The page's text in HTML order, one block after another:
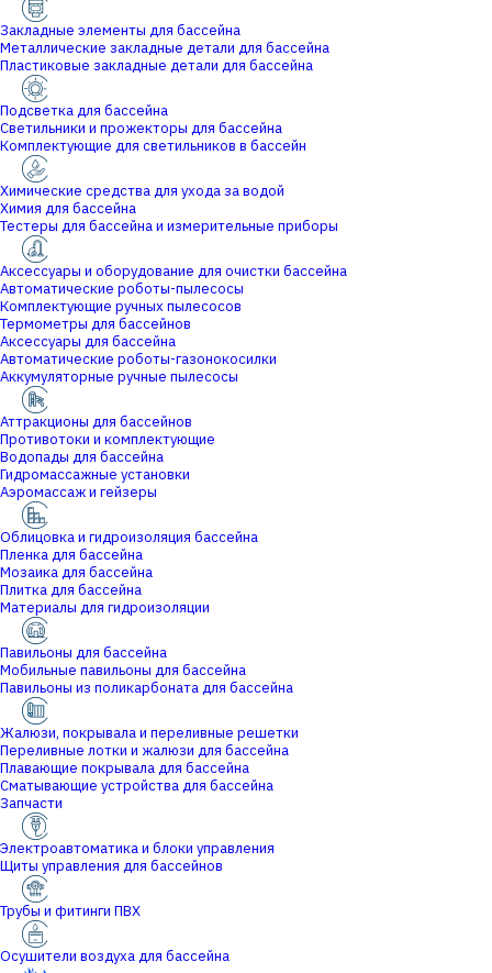
Закладные элементы для бассейна
Металлические закладные детали для бассейна
Пластиковые закладные детали для бассейна
Подсветка для бассейна
Светильники и прожекторы для бассейна
Комплектующие для светильников в бассейн
Химические средства для ухода за водой
Химия для бассейна
Тестеры для бассейна и измерительные приборы
Аксессуары и оборудование для очистки бассейна
Автоматические роботы-пылесосы
Комплектующие ручных пылесосов
Термометры для бассейнов
Аксессуары для бассейна
Автоматические роботы-газонокосилки
Аккумуляторные ручные пылесосы
Аттракционы для бассейнов
Противотоки и комплектующие
Водопады для бассейна
Гидромассажные установки
Аэромассаж и гейзеры
Облицовка и гидроизоляция бассейна
Пленка для бассейна
Мозаика для бассейна
Плитка для бассейна
Материалы для гидроизоляции
Павильоны для бассейна
Мобильные павильоны для бассейна
Павильоны из поликарбоната для бассейна
Жалюзи, покрывала и переливные решетки
Переливные лотки и жалюзи для бассейна
Плавающие покрывала для бассейна
Сматывающие устройства для бассейна
Запчасти
Электроавтоматика и блоки управления
Щиты управления для бассейнов
Трубы и фитинги ПВХ
Осушители воздуха для бассейна